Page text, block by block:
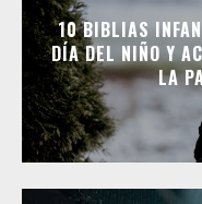
10 BIBLIAS
DÍA DEL NIÑO Y
LA